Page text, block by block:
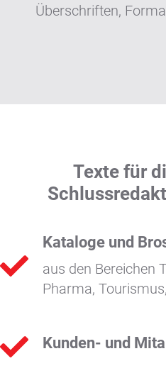
Überschriften,
Texte für
Kataloge und
aus den Bereichen
Pharma,
Kunden- und